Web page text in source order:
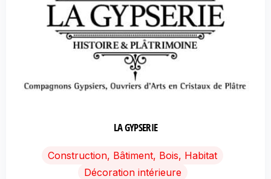
LA GYPSERIE
Construction, Bâtiment, Bois, Habitat
Décoration intérieure